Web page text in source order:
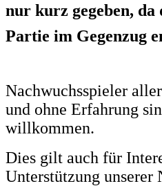
nur kurz gegeben,
Partie im Gegenzug
Nachwuchsspieler
und ohne Erfahrung
willkommen.
Dies gilt auch für
Unterstützung unserer